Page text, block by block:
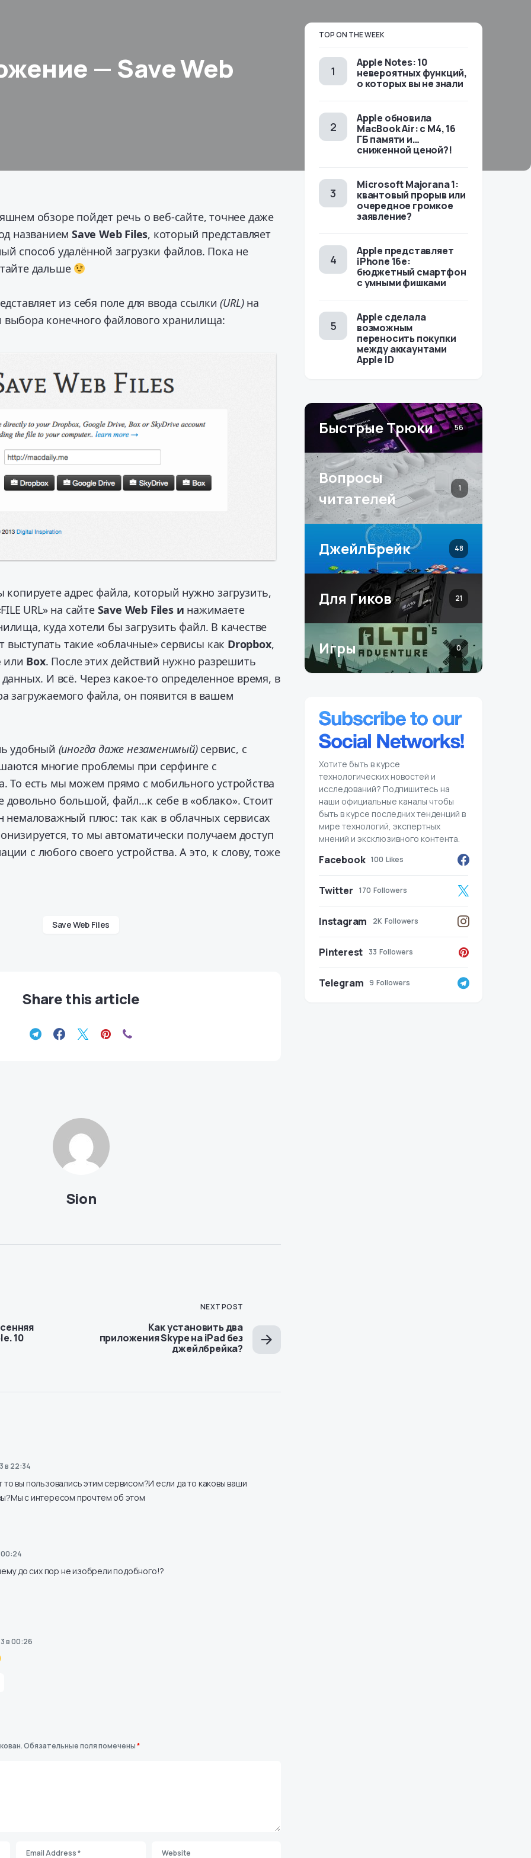
— Save Web
обзоре пойдет речь о веб-сайте, точнее даже
названием Save Web Files, который представляет
способ удалённой загрузки файлов. Пока не
дальше
из себя поле для ввода ссылки(URL)на
конечного файлового хранилища:
копируете адрес файла, который нужно загрузить,
URL» на сайте Save Web Files и нажимаете
куда хотели бы загрузить файл. В качестве
такие «облачные» сервисы как Dropbox,
или Box. После этих действий нужно разрешить
И всё. Через какое-то определенное время, в
загружаемого файла, он появится в вашем
удобный (иногда даже незаменимый)сервис, с
многие проблемы при серфинге с
То есть мы можем прямо с мобильного устройства
довольно большой, файл…к себе в «облако». Стоит
немаловажный плюс: так как в облачных сервисах
то мы автоматически получаем доступ
с любого своего устройства. А это, к слову, тоже
Save Web Files
Share this article
Sion
10
NEXT POST
Как установить два
приложения Skype на iPad без
джейлбрейка?
в 22:34
вы пользовались этим сервисом?И если да то каковы ваши
с интересом прочтем об этом
00:24
до сих пор не изобрели подобного!?
в 00:26
Обязательные поля помечены*
TOP ON THE WEEK
Apple Notes: 10
невероятных функций,
о которых вы не знали
Apple обновила
MacBook Air: с M4, 16
ГБ памяти и…
сниженной ценой?!
Microsoft Majorana 1:
квантовый прорыв или
очередное громкое
заявление?
Apple представляет
iPhone 16e:
бюджетный смартфон
с умными фишками
Apple сделала
возможным
переносить покупки
между аккаунтами
Apple ID
Быстрые Трюки 56
Вопросы
читателей
1
ДжейлБрейк 48
Для Гиков 21
Игры 0
Хотите быть в курсе
технологических новостей и
исследований? Подпишитесь на
наши официальные каналы чтобы
быть в курсе последних тенденций в
мире технологий, экспертных
мнений и эксклюзивного контента.
Facebook 100 Likes
Twitter 170 Followers
Instagram 2K Followers
Pinterest 33 Followers
Telegram 9 Followers